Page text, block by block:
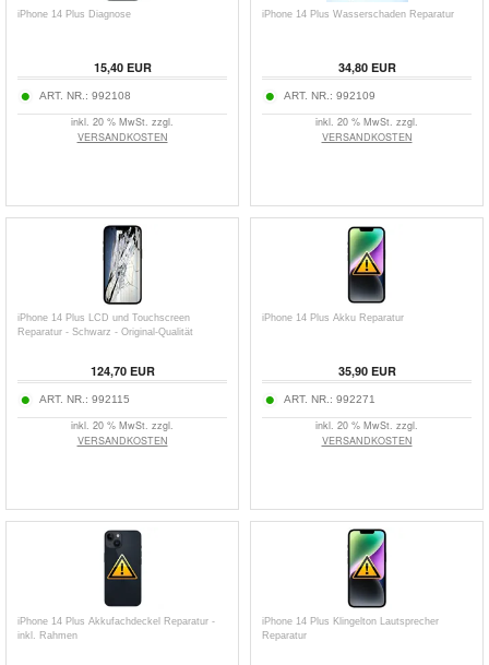
iPhone 14 Plus Diagnose
15,40 EUR
ART. NR.: 992108
inkl. 20 % MwSt. zzgl.
VERSANDKOSTEN
iPhone 14 Plus Wasserschaden Reparatur
34,80 EUR
ART. NR.: 992109
inkl. 20 % MwSt. zzgl.
VERSANDKOSTEN
iPhone 14 Plus LCD und Touchscreen
Reparatur - Schwarz - Original-Qualität
124,70 EUR
ART. NR.: 992115
inkl. 20 % MwSt. zzgl.
VERSANDKOSTEN
iPhone 14 Plus Akku Reparatur
35,90 EUR
ART. NR.: 992271
inkl. 20 % MwSt. zzgl.
VERSANDKOSTEN
iPhone 14 Plus Akkufachdeckel Reparatur -
inkl. Rahmen
iPhone 14 Plus Klingelton Lautsprecher
Reparatur